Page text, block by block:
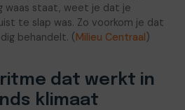
waas staat, weet je dat je
te slap was. Zo voorkom je dat
behandelt. (Milieu Centraal)
dat werkt in
klimaat